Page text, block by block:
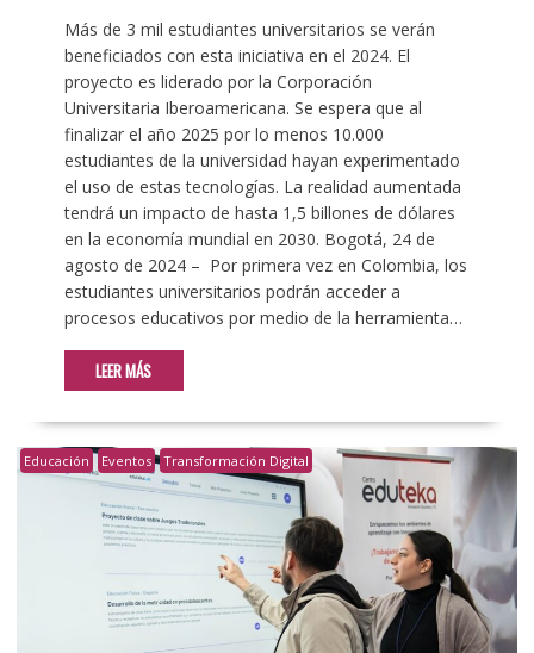
Más de 3 mil estudiantes universitarios se verán
beneficiados con esta iniciativa en el 2024. El
proyecto es liderado por la Corporación
Universitaria Iberoamericana. Se espera que al
finalizar el año 2025 por lo menos 10.000
estudiantes de la universidad hayan experimentado
el uso de estas tecnologías. La realidad aumentada
tendrá un impacto de hasta 1,5 billones de dólares
en la economía mundial en 2030. Bogotá, 24 de
agosto de 2024 – Por primera vez en Colombia, los
estudiantes universitarios podrán acceder a
procesos educativos por medio de la herramienta…
LEER MÁS
Educación Eventos Transformación Digital